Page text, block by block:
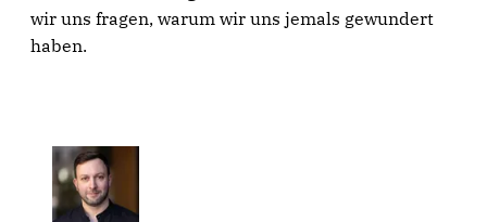
wir uns fragen, warum wir uns jemals gewundert
haben.